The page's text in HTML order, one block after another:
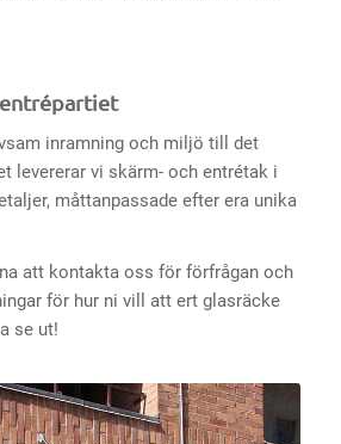
inramning och miljö till det
levererar vi skärm- och entrétak i
måttanpassade efter era unika
att kontakta oss för förfrågan och
för hur ni vill att ert glasräcke
se ut!